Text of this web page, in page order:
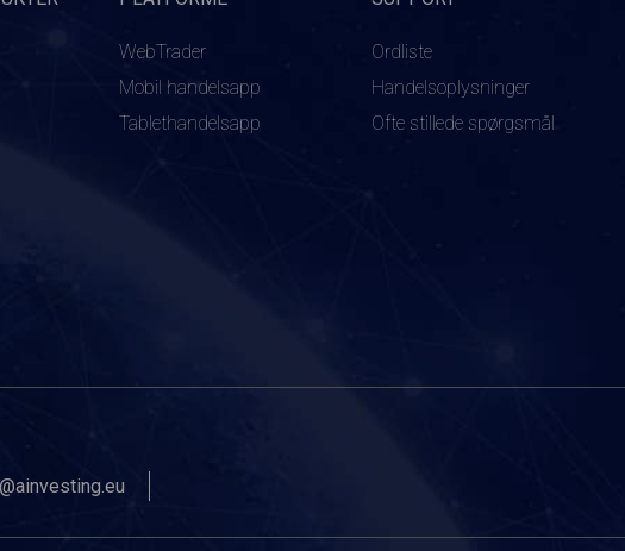
WebTrader
Mobil handelsapp
Tablethandelsapp
Ordliste
Handelsoplysninger
Ofte stillede spørgsmål